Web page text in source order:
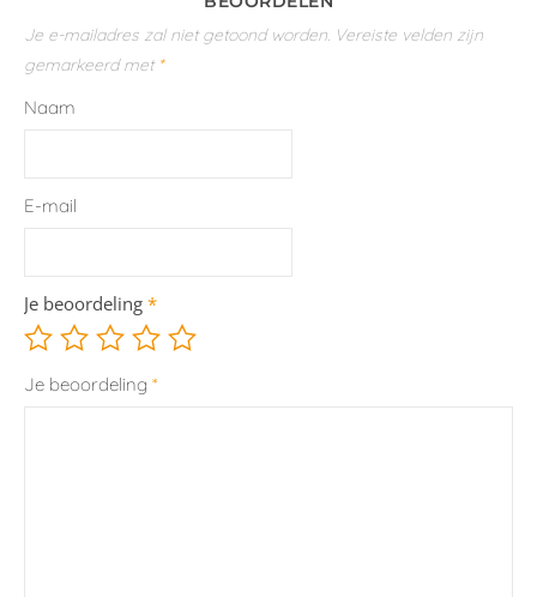
Je e-mailadres zal niet getoond worden. Vereiste velden zijn
gemarkeerd met *
Naam
E-mail
Je beoordeling *
Je beoordeling *